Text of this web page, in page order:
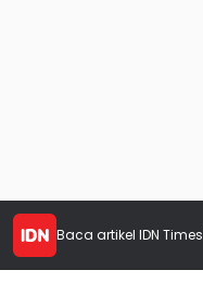
Baca artikel IDN Times